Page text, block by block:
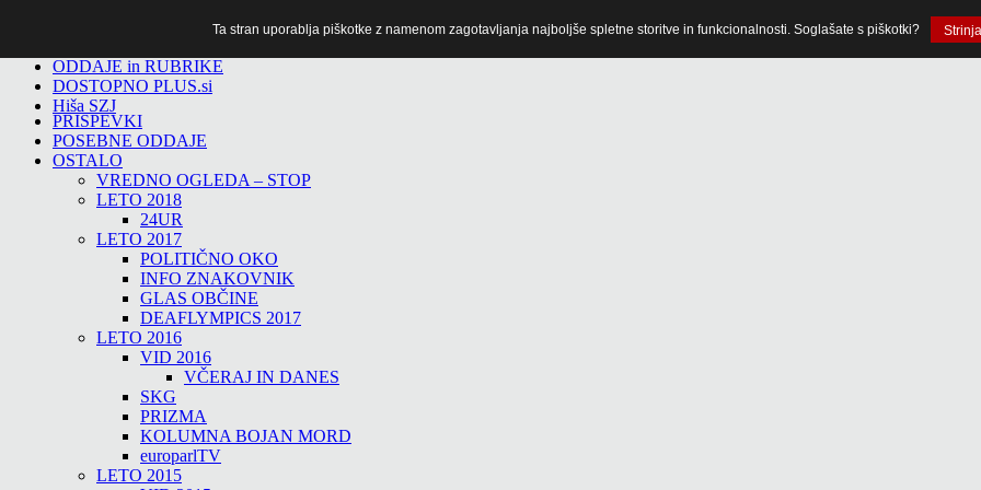
ODDAJE in RUBRIKE
DOSTOPNO PLUS.si
Hiša SZJ
PRISPEVKI
POSEBNE ODDAJE
OSTALO
VREDNO OGLEDA – STOP
LETO 2018
24UR
LETO 2017
POLITIČNO OKO
INFO ZNAKOVNIK
GLAS OBČINE
DEAFLYMPICS 2017
LETO 2016
VID 2016
VČERAJ IN DANES
SKG
PRIZMA
KOLUMNA BOJAN MORD
europarlTV
LETO 2015
Ta stran uporablja piškotke z namenom zagotavljanja najboljše spletne storitve in funkcionalnosti. Soglašate s piškotki?